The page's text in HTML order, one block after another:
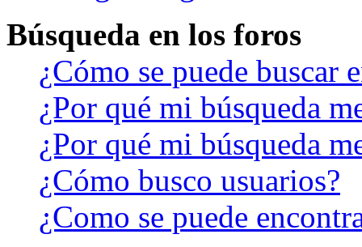
Búsqueda en los foros
¿Cómo se puede buscar
¿Por qué mi búsqueda
¿Por qué mi búsqueda
¿Cómo busco usuarios?
¿Como se puede